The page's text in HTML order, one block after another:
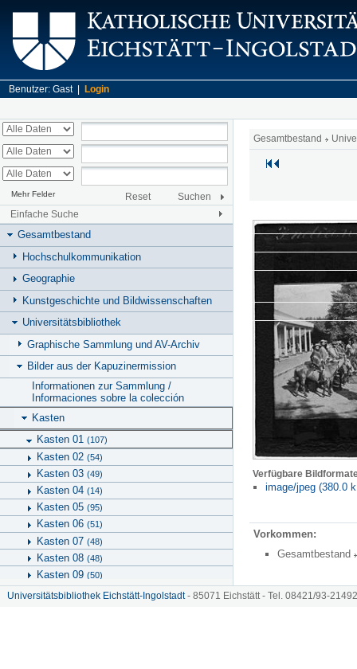
Benutzer: Gast | Login
Mehr Felder Reset
Suchen
Einfache Suche
Gesamtbestand
Hochschulkommunikation
Geographie
Kunstgeschichte und Bildwissenschaften
Universitätsbibliothek
Graphische Sammlung und AV-Archiv
Bilder aus der Kapuzinermission
Informationen zur Sammlung /
Informaciones sobre la colección
Kasten
Kasten 01 (107)
Kasten 02 (54)
Kasten 03 (49)
Kasten 04 (14)
Kasten 05 (95)
Kasten 06 (51)
Kasten 07 (48)
Kasten 08 (48)
Kasten 09 (50)
Kasten 10(56)
Gesamtbestand
Verfügbare
image/jpeg (380.0
Vorkommen:
Gesamtbestand
Universitätsbibliothek Eichstätt-Ingolstadt- 85071 Eichstätt - Tel. 08421/93-